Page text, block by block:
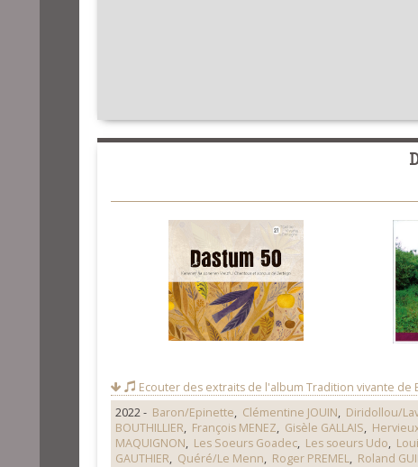
Ecouter des extraits de l'album Tradition vivante de
2022 - Baron/Epinette, Clémentine JOUIN, Diridollou/
BOUTHILLIER, François MENEZ, Gisèle GALLAIS,
MAQUIGNON, Les Soeurs Goadec, Les soeurs Udo,
GAUTHIER, Quéré/Le Menn, Roger PREMEL, Roland